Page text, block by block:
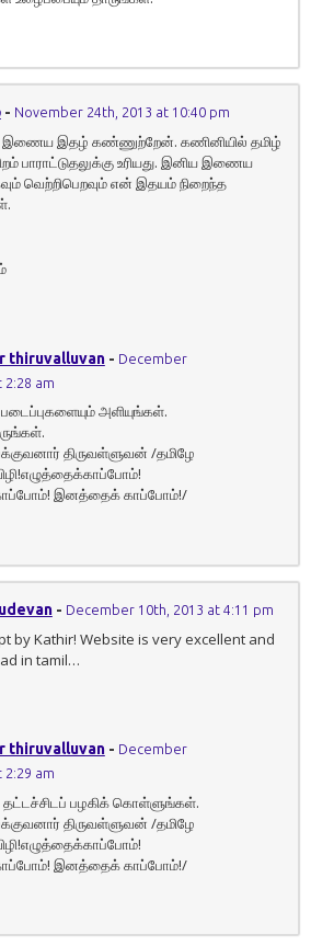
- November 24th, 2013 at 10:40 pm
இணைய இதழ் கண்ணுற்றேன். கணினியில் தமிழ்
பாராட்டுதலுக்கு உரியது. இனிய இணைய
வெற்றிபெறவும் என் இதயம் நிறைந்த
thiruvalluvan - December
2:28 am
அளியுங்கள்.
திருவள்ளுவன் /தமிழே
இனத்தைக் காப்போம்!/
- December 10th, 2013 at 4:11 pm
by Kathir! Website is very excellent and
in tamil…
thiruvalluvan - December
2:29 am
தட்டச்சிடப் பழகிக் கொள்ளுங்கள்.
திருவள்ளுவன் /தமிழே
இனத்தைக் காப்போம்!/